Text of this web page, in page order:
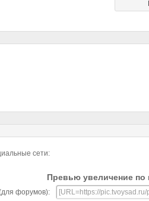
сети:
Превью увеличение по
форумов):